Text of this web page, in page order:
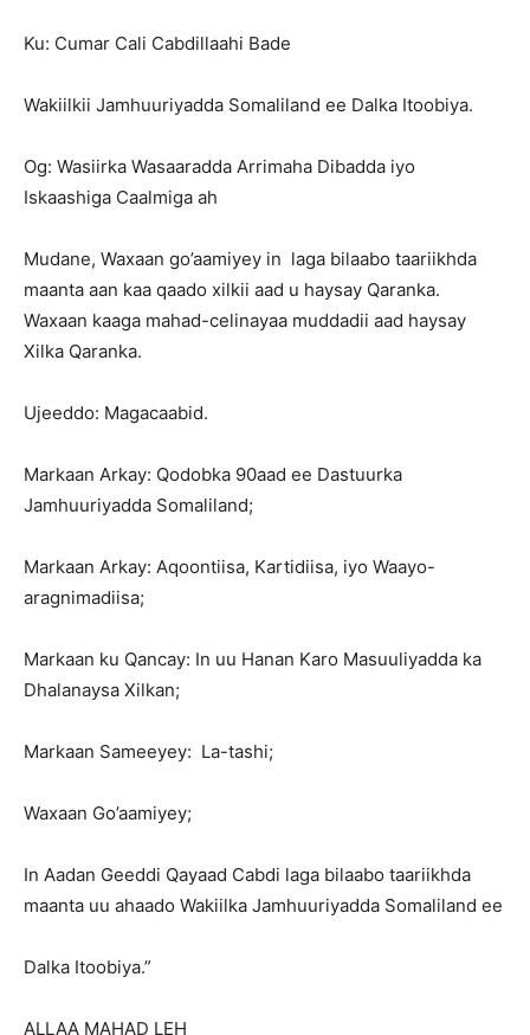
Ku: Cumar Cali Cabdillaahi Bade
Wakiilkii Jamhuuriyadda Somaliland ee Dalka Itoobiya.
Og: Wasiirka Wasaaradda Arrimaha Dibadda iyo
Iskaashiga Caalmiga ah
Mudane, Waxaan go’aamiyey in laga bilaabo taariikhda
maanta aan kaa qaado xilkii aad u haysay Qaranka.
Waxaan kaaga mahad-celinayaa muddadii aad haysay
Xilka Qaranka.
Ujeeddo: Magacaabid.
Markaan Arkay: Qodobka 90aad ee Dastuurka
Jamhuuriyadda Somaliland;
Markaan Arkay: Aqoontiisa, Kartidiisa, iyo Waayo-
aragnimadiisa;
Markaan ku Qancay: In uu Hanan Karo Masuuliyadda ka
Dhalanaysa Xilkan;
Markaan Sameeyey: La-tashi;
Waxaan Go’aamiyey;
In Aadan Geeddi Qayaad Cabdi laga bilaabo taariikhda
maanta uu ahaado Wakiilka Jamhuuriyadda Somaliland ee
Dalka Itoobiya.”
ALLAA MAHAD LEH